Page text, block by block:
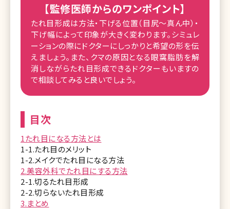
【監修医師からのワンポイント】
たれ目形成は方法・下げる位置（目尻〜真ん中）・
下げ幅によって印象が大きく変わります。シミュレ
ーションの際にドクターにしっかりと希望の形を伝
えましょう。また、クマの原因となる眼窩脂肪を解
消しながらたれ目形成できるドクターもいますの
で相談してみると良いでしょう。
目次
1たれ目になる方法とは
1-1.たれ目のメリット
1-2.メイクでたれ目になる方法
2.美容外科でたれ目にする方法
2-1.切るたれ目形成
2-2.切らないたれ目形成
3.まとめ